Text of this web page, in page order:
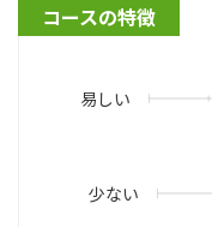
コースの特徴
易しい
少ない